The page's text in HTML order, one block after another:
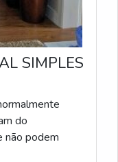
SIMPLES
do
não podem